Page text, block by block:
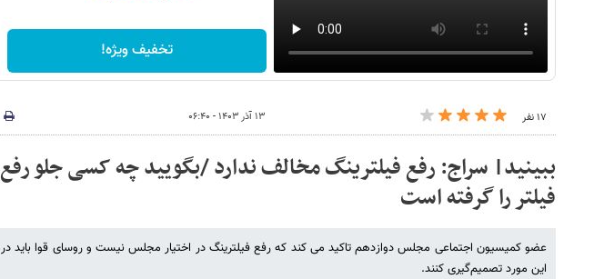
تخفیف ویژه!
۱۷ نفر ۱۳ آذر ۱۴۰۳ - ۰۶:۴۰
ببینید| سراج: رفع فیلترینگ مخالف ندارد /بگویید چه کسی جلو رفع
فیلتر را گرفته است
عضو کمیسیون اجتماعی مجلس دوازدهم تاکید می کند که رفع فیلترینگ در اختیار مجلس نیست و روسای قوا باید در
این مورد تصمیم‌گیری کنند.